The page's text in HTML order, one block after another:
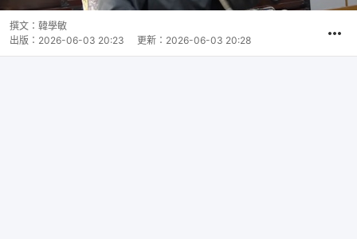
撰文： 韓學敏
出版： 2026-06-03 20:23 更新： 2026-06-03 20:28